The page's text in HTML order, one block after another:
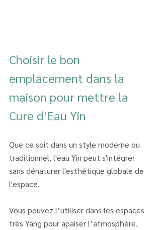
Choisir le bon
emplacement dans la
maison pour mettre la
Cure d’Eau Yin
Que ce soit dans un style moderne ou
traditionnel, l'eau Yin peut s'intégrer
sans dénaturer l'esthétique globale de
l'espace.
Vous pouvez l’utiliser dans les espaces
très Yang pour apaiser l’atmosphère.